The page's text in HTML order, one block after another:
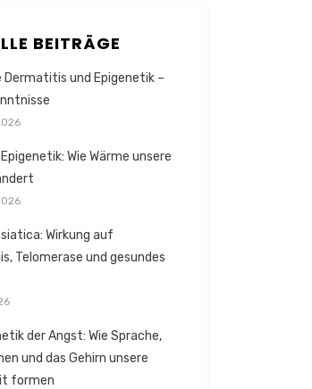
BEITRÄGE
Dermatitis und Epigenetik –
Wie Wärme unsere
Wirkung auf
Telomerase und gesundes
der Angst: Wie Sprache,
und das Gehirn unsere
formen